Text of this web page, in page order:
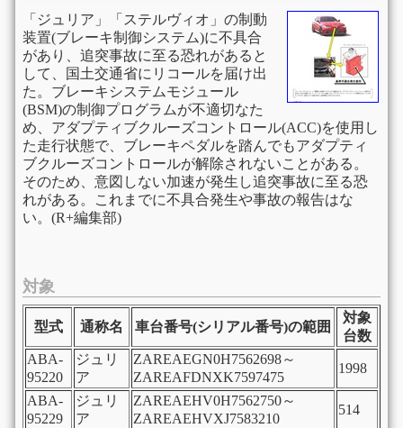
「ジュリア」「ステルヴィオ」の制動
装置(ブレーキ制御システム)に不具合
があり、追突事故に至る恐れがあると
して、国土交通省にリコールを届け出
た。ブレーキシステムモジュール
(BSM)の制御プログラムが不適切なた
め、アダプティブクルーズコントロール(ACC)を使用し
た走行状態で、ブレーキペダルを踏んでもアダプティ
ブクルーズコントロールが解除されないことがある。
そのため、意図しない加速が発生し追突事故に至る恐
れがある。これまでに不具合発生や事故の報告はな
い。(R+編集部)
対象
型式 通称名 車台番号(シリアル番号)の範囲
対象
台数
ABA-
95220
ジュリ
ア
ZAREAEGN0H7562698～
ZAREAFDNXK7597475
1998
ABA-
95229
ジュリ
ア
ZAREAEHV0H7562750～
ZAREAEHVXJ7583210
514